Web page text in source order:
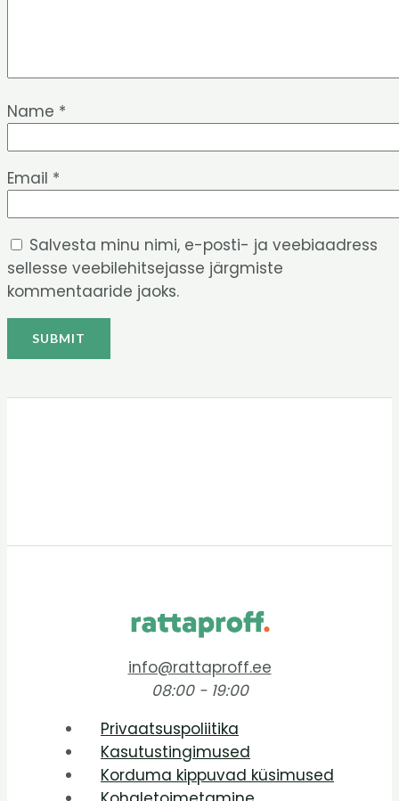
Name *
Email *
Salvesta minu nimi, e-posti- ja veebiaadress
sellesse veebilehitsejasse järgmiste
kommentaaride jaoks.
info@rattaproff.ee
08:00 - 19:00
Privaatsuspoliitika
Kasutustingimused
Korduma kippuvad küsimused